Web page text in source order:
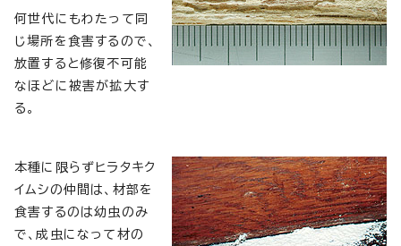
何世代にもわたって同
じ場所を食害するので、
放置すると修復不可能
なほどに被害が拡大す
る。
本種に限らずヒラタキク
イムシの仲間は、材部を
食害するのは幼虫のみ
で、成虫になって材の